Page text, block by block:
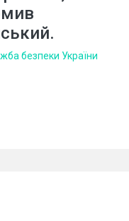
безпеки України